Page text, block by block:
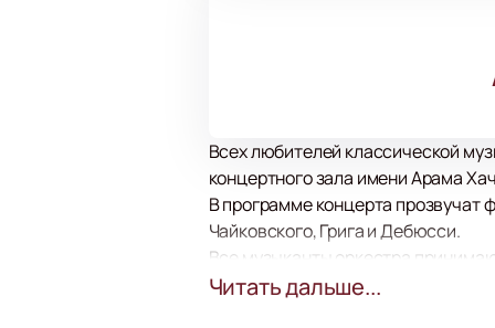
Всех любителей классической
концертного зала имени Арама
В программе концерта прозвучат
Чайковского, Грига и Дебюсси.
Все музыканты оркестра
нашей страны. Музыканты часто
Читать дальше...